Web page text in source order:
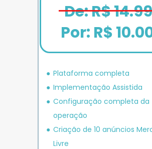
Plataforma completa
Implementação Assistida
Configuração completa da
operação
Criação de 10 anúncios
Livre
De: R$
Por: R$